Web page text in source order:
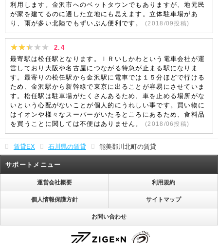
利用します。金沢市へのベットタウンでもありますが、地元民
が家を建てるのに適した立地にも思えます。立体駐車場があ
り、雨が多い北陸でもずいぶん便利です。
(2018/09投稿)
2.4
最寄駅は松任駅となります。ＩＲいしかわという電車会社が運
営しており大阪や名古屋につながる特急が止まる駅になりま
す。最寄りの松任駅から金沢駅に電車では１５分ほどで行ける
ため、金沢駅から新幹線で東京に出ることが容易にさせていま
す。松任駅は駐車場がたくさんあるため、車を止める場所がな
いという心配がないことが個人的にうれしい事です。買い物に
はイオンや様々なスーパーがいたるところにあるため、食料品
を買うことに関しては不便はありません。
(2018/06投稿)
賃貸EX 石川県の賃貸 能美郡川北町の賃貸
サポートメニュー
運営会社概要 利用規約
個人情報保護方針 サイトマップ
お問い合わせ